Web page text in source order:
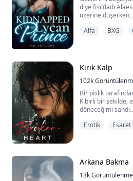
diye fısıldadı
üzerine düşerken,
ekranın üzerine
boynumu öperek,
Alfa BXG
Kırık Kalp
102k
Bir pislik
Kibirli bir şekilde,
döneceğimi sandı.
Bugünden
Erotik Esaret
Arkana Bakma
13kGörüntülenme